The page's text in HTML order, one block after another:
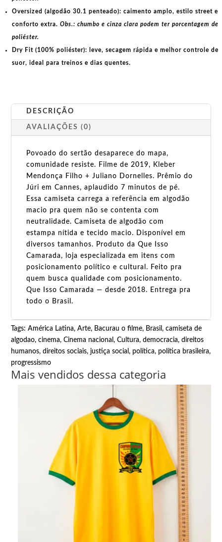
Oversized (algodão 30.1 penteado): caimento amplo, estilo street e
conforto extra. Obs.: chumbo e cinza clara podem ter porcentagem de
poliéster.
Dry Fit (100% poliéster): leve, secagem rápida e melhor controle de
suor, ideal para treinos e dias quentes.
DESCRIÇÃO
AVALIAÇÕES (0)
Povoado do sertão desaparece do mapa,
comunidade resiste. Filme de 2019, Kleber
Mendonça Filho + Juliano Dornelles. Prêmio do
Júri em Cannes, aplaudido 7 minutos de pé.
Essa camiseta carrega a referência em algodão
macio pra quem não se contenta com
neutralidade. Camiseta de algodão com
estampa nítida e tecido macio. Disponível em
diversos tamanhos. Produto da Que Isso
Camarada, loja especializada em itens com
posicionamento político e cultural. Feito pra
quem busca qualidade com posicionamento.
Que Isso Camarada — desde 2018. Entrega pra
todo o Brasil.
Tags:América Latina,Arte, Bacurau o filme, Brasil,camiseta de
algodao,cinema,Cinema nacional,Cultura,democracia,direitos
humanos,direitos sociais,justiça social, política, política brasileira,
progressismo
Mais vendidos dessa categoria